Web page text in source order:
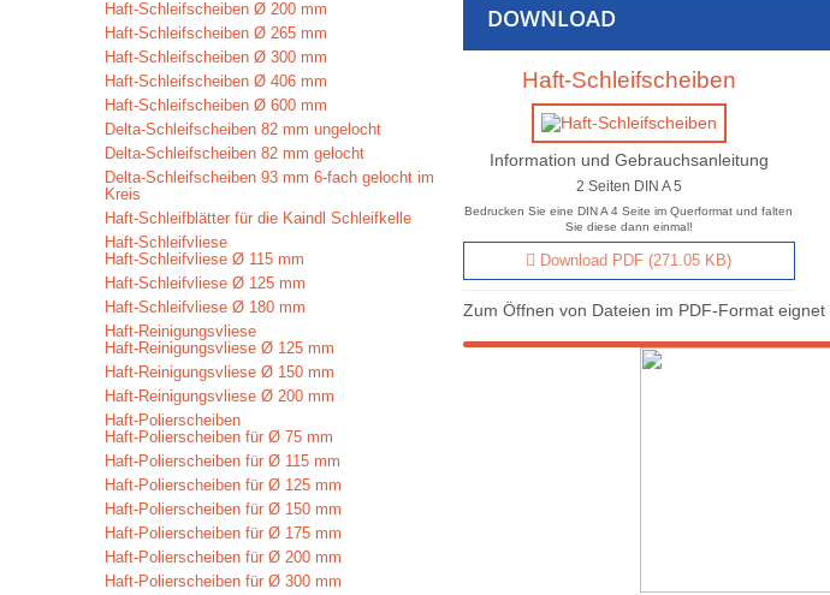
Haft-Schleifscheiben Ø 200 mm
Haft-Schleifscheiben Ø 265 mm
Haft-Schleifscheiben Ø 300 mm
Haft-Schleifscheiben Ø 406 mm
Haft-Schleifscheiben Ø 600 mm
Delta-Schleifscheiben 82 mm ungelocht
Delta-Schleifscheiben 82 mm gelocht
Delta-Schleifscheiben 93 mm 6-fach gelocht im
Kreis
Haft-Schleifblätter für die Kaindl Schleifkelle
Haft-Schleifvliese
Haft-Schleifvliese Ø 115 mm
Haft-Schleifvliese Ø 125 mm
Haft-Schleifvliese Ø 180 mm
Haft-Reinigungsvliese
Haft-Reinigungsvliese Ø 125 mm
Haft-Reinigungsvliese Ø 150 mm
Haft-Reinigungsvliese Ø 200 mm
Haft-Polierscheiben
Haft-Polierscheiben für Ø 75 mm
Haft-Polierscheiben für Ø 115 mm
Haft-Polierscheiben für Ø 125 mm
Haft-Polierscheiben für Ø 150 mm
Haft-Polierscheiben für Ø 175 mm
Haft-Polierscheiben für Ø 200 mm
Haft-Polierscheiben für Ø 300 mm
DOWNLOAD
Haft-Schleifscheiben
Information und Gebrauchsanleitung
2 Seiten DIN A 5
Bedrucken Sie eine DIN A 4 Seite im Querformat und falten
Sie diese dann einmal!
Download PDF (271.05 KB)
Zum Öffnen von Dateien im PDF-Format